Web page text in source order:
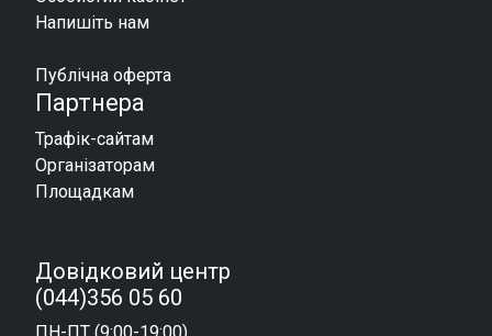
Напишіть нам
Публічна оферта
Партнера
Трафік-сайтам
Організаторам
Площадкам
Довідковий центр
(044)356 05 60